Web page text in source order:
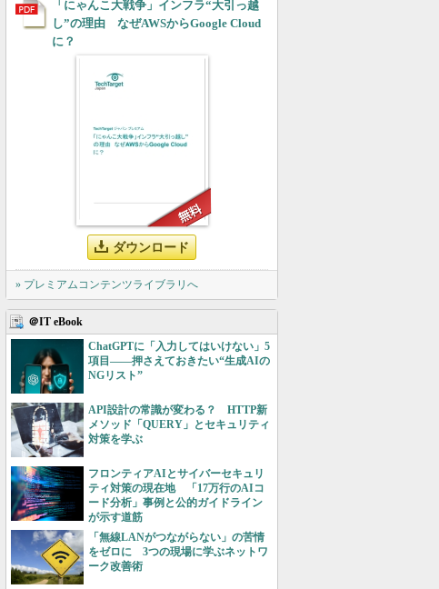
「にゃんこ大戦争」インフラ“大引っ越
し”の理由 なぜAWSからGoogle Cloud
に？
ダウンロード
» プレミアムコンテンツライブラリへ
＠IT eBook
ChatGPTに「入力してはいけない」5
項目――押さえておきたい“生成AIの
NGリスト”
API設計の常識が変わる？ HTTP新
メソッド「QUERY」とセキュリティ
対策を学ぶ
フロンティアAIとサイバーセキュリ
ティ対策の現在地 「17万行のAIコ
ード分析」事例と公的ガイドライン
が示す道筋
「無線LANがつながらない」の苦情
をゼロに 3つの現場に学ぶネットワ
ーク改善術